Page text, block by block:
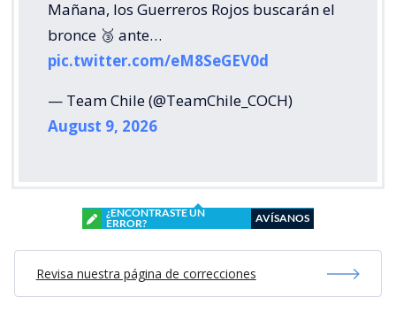
Mañana, los Guerreros Rojos buscarán el
bronce 🥉 ante…
pic.twitter.com/eM8SeGEV0d
— Team Chile (@TeamChile_COCH)
August 9, 2026
¿ENCONTRASTE UN
ERROR?
AVÍSANOS
Revisa nuestra página de correcciones